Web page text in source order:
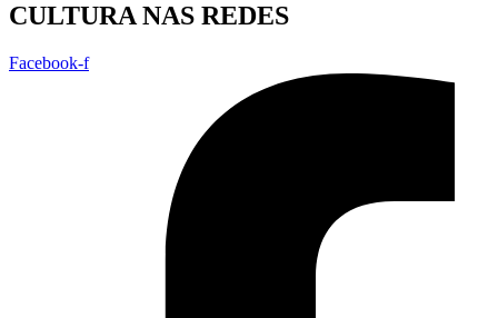
CULTURA NAS REDES
Facebook-f